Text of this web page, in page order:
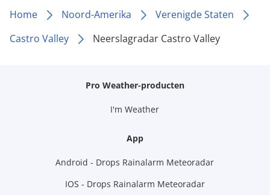
Home Noord-Amerika
Verenigde Staten
Castro Valley
Neerslagradar Castro Valley
Pro Weather-producten
I'm Weather
App
Android - Drops Rainalarm Meteoradar
IOS - Drops Rainalarm Meteoradar